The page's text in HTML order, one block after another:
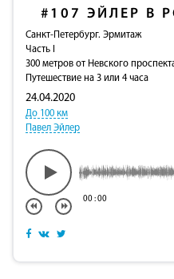
#107 ЭЙЛЕР В
Санкт-Петербург. Эрмитаж
Часть I
300 метров от Невского
Путешествие на 3 или 4 часа
24.04.2020
До 100 км
Павел Эйлер
00:00